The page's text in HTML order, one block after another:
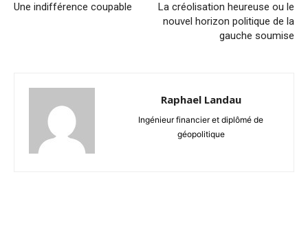
Une indifférence coupable
La créolisation heureuse ou le
nouvel horizon politique de la
gauche soumise
Raphael Landau
Ingénieur financier et diplômé de
géopolitique